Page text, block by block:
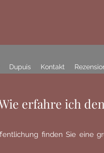
Dupuis Kontakt
erfahre ich
finden Sie eine